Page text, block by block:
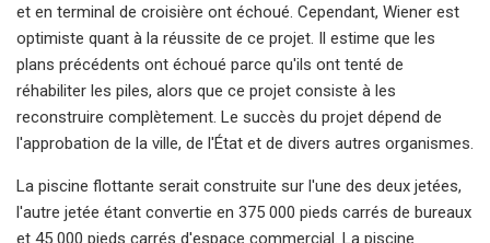
et en terminal de croisière ont échoué. Cependant, Wiener est
optimiste quant à la réussite de ce projet. Il estime que les
plans précédents ont échoué parce qu'ils ont tenté de
réhabiliter les piles, alors que ce projet consiste à les
reconstruire complètement. Le succès du projet dépend de
l'approbation de la ville, de l'État et de divers autres organismes.
La piscine flottante serait construite sur l'une des deux jetées,
l'autre jetée étant convertie en 375 000 pieds carrés de bureaux
et 45 000 pieds carrés d'espace commercial. La piscine